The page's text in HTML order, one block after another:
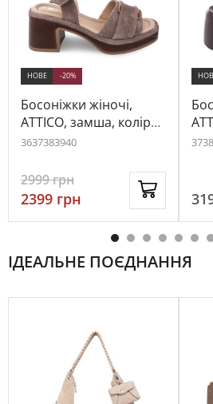
НОВЕ
Босоніжки жіночі,
ATTICO, замша, колір
бежевий, 1029884
-20%
3637383940
2999грн
2399 грн
3738
ІДЕАЛЬНЕ ПОЄДНАННЯ